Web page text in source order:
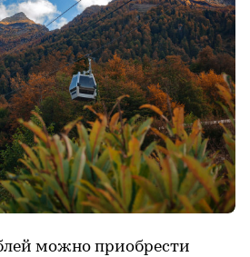
можно приобрести